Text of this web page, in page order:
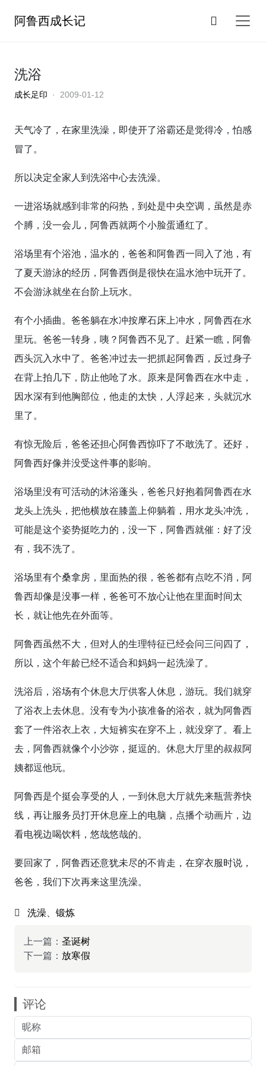
阿鲁西成长记
洗浴
成长足印 · 2009-01-12
天气冷了，在家里洗澡，即使开了浴霸还是觉得冷，怕感
冒了。
所以决定全家人到洗浴中心去洗澡。
一进浴场就感到非常的闷热，到处是中央空调，虽然是赤
个膊，没一会儿，阿鲁西就两个小脸蛋通红了。
浴场里有个浴池，温水的，爸爸和阿鲁西一同入了池，有
了夏天游泳的经历，阿鲁西倒是很快在温水池中玩开了。
不会游泳就坐在台阶上玩水。
有个小插曲。爸爸躺在水冲按摩石床上冲水，阿鲁西在水
里玩。爸爸一转身，咦？阿鲁西不见了。赶紧一瞧，阿鲁
西头沉入水中了。爸爸冲过去一把抓起阿鲁西，反过身子
在背上拍几下，防止他呛了水。原来是阿鲁西在水中走，
因水深有到他胸部位，他走的太快，人浮起来，头就沉水
里了。
有惊无险后，爸爸还担心阿鲁西惊吓了不敢洗了。还好，
阿鲁西好像并没受这件事的影响。
浴场里没有可活动的沐浴蓬头，爸爸只好抱着阿鲁西在水
龙头上洗头，把他横放在膝盖上仰躺着，用水龙头冲洗，
可能是这个姿势挺吃力的，没一下，阿鲁西就催：好了没
有，我不洗了。
浴场里有个桑拿房，里面热的很，爸爸都有点吃不消，阿
鲁西却像是没事一样，爸爸可不放心让他在里面时间太
长，就让他先在外面等。
阿鲁西虽然不大，但对人的生理特征已经会问三问四了，
所以，这个年龄已经不适合和妈妈一起洗澡了。
洗浴后，浴场有个休息大厅供客人休息，游玩。我们就穿
了浴衣上去休息。没有专为小孩准备的浴衣，就为阿鲁西
套了一件浴衣上衣，大短裤实在穿不上，就没穿了。看上
去，阿鲁西就像个小沙弥，挺逗的。休息大厅里的叔叔阿
姨都逗他玩。
阿鲁西是个挺会享受的人，一到休息大厅就先来瓶营养快
线，再让服务员打开休息座上的电脑，点播个动画片，边
看电视边喝饮料，悠哉悠哉的。
要回家了，阿鲁西还意犹未尽的不肯走，在穿衣服时说，
爸爸，我们下次再来这里洗澡。
洗澡 锻炼
上一篇： 圣诞树
下一篇： 放寒假
评论